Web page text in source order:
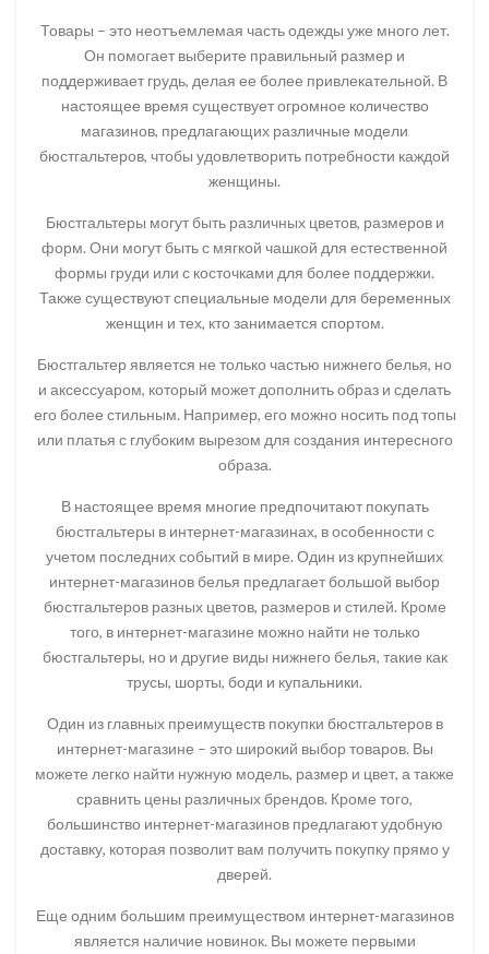
Товары – это неотъемлемая часть одежды уже много лет.
Он помогает выберите правильный размер и
поддерживает грудь, делая ее более привлекательной. В
настоящее время существует огромное количество
магазинов, предлагающих различные модели
бюстгальтеров, чтобы удовлетворить потребности каждой
женщины.
Бюстгальтеры могут быть различных цветов, размеров и
форм. Они могут быть с мягкой чашкой для естественной
формы груди или с косточками для более поддержки.
Также существуют специальные модели для беременных
женщин и тех, кто занимается спортом.
Бюстгальтер является не только частью нижнего белья, но
и аксессуаром, который может дополнить образ и сделать
его более стильным. Например, его можно носить под топы
или платья с глубоким вырезом для создания интересного
образа.
В настоящее время многие предпочитают покупать
бюстгальтеры в интернет-магазинах, в особенности с
учетом последних событий в мире. Один из крупнейших
интернет-магазинов белья предлагает большой выбор
бюстгальтеров разных цветов, размеров и стилей. Кроме
того, в интернет-магазине можно найти не только
бюстгальтеры, но и другие виды нижнего белья, такие как
трусы, шорты, боди и купальники.
Один из главных преимуществ покупки бюстгальтеров в
интернет-магазине – это широкий выбор товаров. Вы
можете легко найти нужную модель, размер и цвет, а также
сравнить цены различных брендов. Кроме того,
большинство интернет-магазинов предлагают удобную
доставку, которая позволит вам получить покупку прямо у
дверей.
Еще одним большим преимуществом интернет-магазинов
является наличие новинок. Вы можете первыми